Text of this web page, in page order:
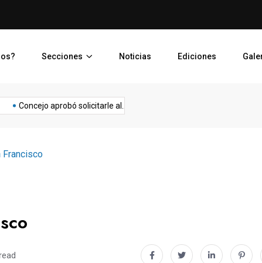
Secciones Noticias Ediciones
Concejo aprobó solicitarle al...
Política Psicología Salud
Francisco